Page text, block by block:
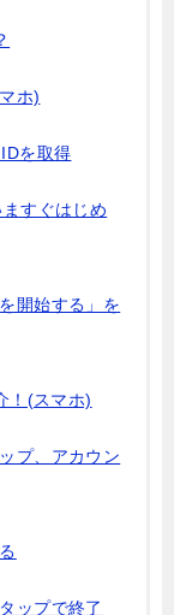
ホ)
を取得
すぐはじめ
開始する」を
！(スマホ)
プ、アカウン
ップで終了